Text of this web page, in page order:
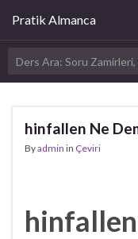
Pratik Almanca
hinfallen Ne
Byadmin in Çeviri